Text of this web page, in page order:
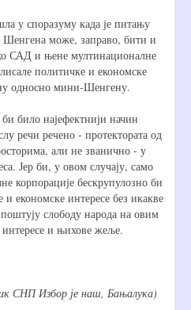
у споразуму када је питању
Шенгена може, заправо, бити и
САД и њене мултинационалне
политичке и економске
односно мини-Шенгену.
било најефектнији начин
речи речено - протектората од
али не званично - у
Јер би, у овом случају, само
корпорације бескрупулозно би
и економске интересе без икакве
слободу народа на овим
и њихове жеље.
СНП Избор је наш, Бањалука)